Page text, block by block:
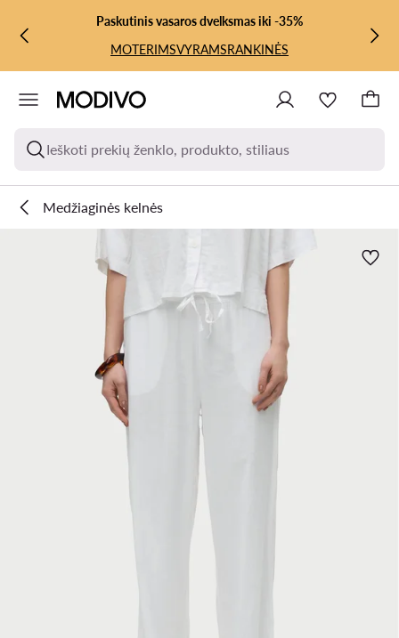
PEREITI PRIE PAGRINDINIO TURINIO
PEREITI Į PAIEŠKĄPaskutinis vasaros dvelksmas iki -35%
MOTERIMSVYRAMSRANKINĖS
Ieškoti prekių ženklo, produkto, stiliaus
Medžiaginės kelnės